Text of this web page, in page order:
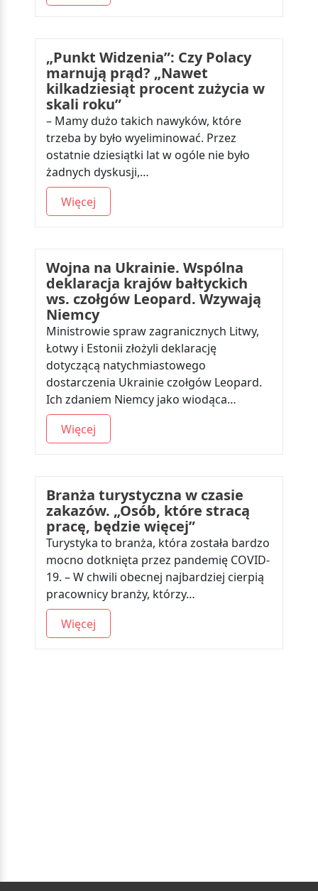
„Punkt Widzenia”: Czy Polacy
marnują prąd? „Nawet
kilkadziesiąt procent zużycia w
skali roku”
– Mamy dużo takich nawyków, które
trzeba by było wyeliminować. Przez
ostatnie dziesiątki lat w ogóle nie było
żadnych dyskusji,…
Więcej
Wojna na Ukrainie. Wspólna
deklaracja krajów bałtyckich
ws. czołgów Leopard. Wzywają
Niemcy
Ministrowie spraw zagranicznych Litwy,
Łotwy i Estonii złożyli deklarację
dotyczącą natychmiastowego
dostarczenia Ukrainie czołgów Leopard.
Ich zdaniem Niemcy jako wiodąca…
Więcej
Branża turystyczna w czasie
zakazów. „Osób, które stracą
pracę, będzie więcej”
Turystyka to branża, która została bardzo
mocno dotknięta przez pandemię COVID-
19. – W chwili obecnej najbardziej cierpią
pracownicy branży, którzy…
Więcej